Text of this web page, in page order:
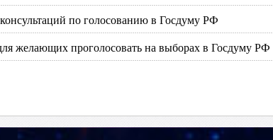
по голосованию в Госдуму РФ
желающих проголосовать на выборах в Госдуму РФ